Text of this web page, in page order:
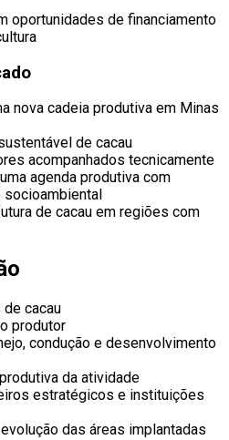
oportunidades de financiamento
nova cadeia produtiva em Minas
de cacau
acompanhados tecnicamente
agenda produtiva com
de cacau em regiões com
de cacau
produtor
condução e desenvolvimento
da atividade
estratégicos e instituições
das áreas implantadas